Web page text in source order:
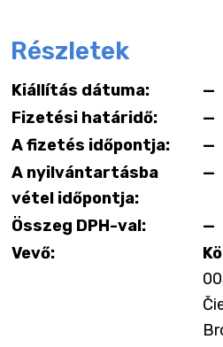
Részletek
Kiállítás dátuma:
—
Fizetési határidő:
—
A fizetés időpontja:
—
A nyilvántartásba
vétel időpontja:
—
Összeg DPH-val:
—
Vevő: